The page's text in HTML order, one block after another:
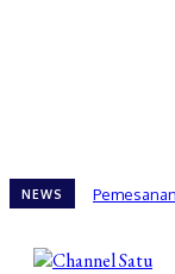
NEWS